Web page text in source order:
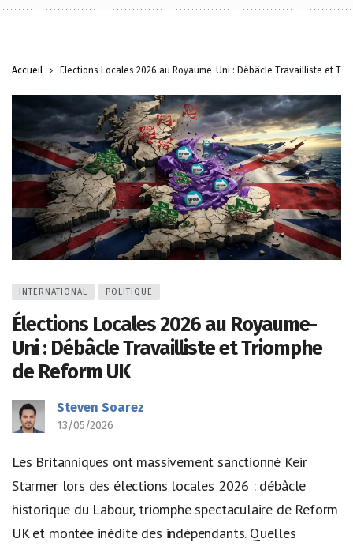
Accueil Élections Locales 2026 au Royaume-Uni : Débâcle Travailliste et
INTERNATIONAL POLITIQUE
Élections Locales 2026 au Royaume-
Uni : Débâcle Travailliste et Triomphe
de Reform UK
Steven Soarez
13/05/2026
Les Britanniques ont massivement sanctionné Keir
Starmer lors des élections locales 2026 : débâcle
historique du Labour, triomphe spectaculaire de Reform
UK et montée inédite des indépendants. Quelles